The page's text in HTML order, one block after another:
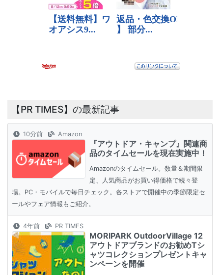
【PR TIMES】の最新記事
10分前 Amazon
『アウトドア・キャンプ』関連商
品のタイムセールを現在実施中！
Amazonのタイムセール。数量＆期間限
定、人気商品がお買い得価格で続々登
場。PC・モバイルで毎日チェック。各ストアで開催中の季節限定セ
ールやフェア情報もご紹介。
4年前 PR TIMES
MORIPARK OutdoorVillage 12
アウトドアブランドのお勧めTシ
ャツコレクションプレゼントキャ
ンペーンを開催